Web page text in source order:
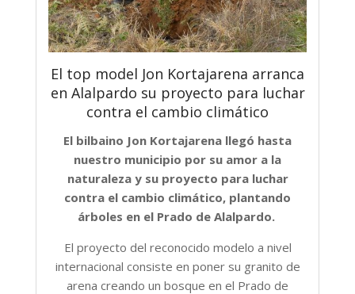
El top model Jon Kortajarena arranca
en Alalpardo su proyecto para luchar
contra el cambio climático
El bilbaino Jon Kortajarena llegó hasta
nuestro municipio por su amor a la
naturaleza y su proyecto para luchar
contra el cambio climático, plantando
árboles en el Prado de Alalpardo.
El proyecto del reconocido modelo a nivel
internacional consiste en poner su granito de
arena creando un bosque en el Prado de